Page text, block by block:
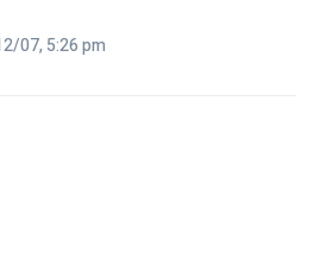
07, 5:26 pm